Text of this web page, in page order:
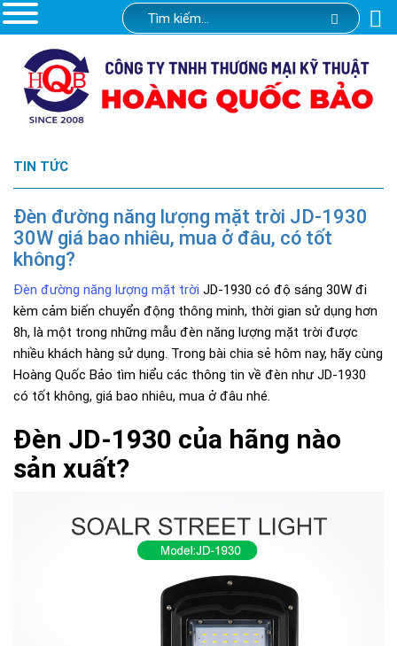
TIN TỨC
Đèn đường năng lượng mặt trời JD-1930
30W giá bao nhiêu, mua ở đâu, có tốt
không?
Đèn đường năng lượng mặt trời JD-1930 có độ sáng 30W đi
kèm cảm biến chuyển động thông minh, thời gian sử dụng hơn
8h, là một trong những mẫu đèn năng lượng mặt trời được
nhiều khách hàng sử dụng. Trong bài chia sẻ hôm nay, hãy cùng
Hoàng Quốc Bảo tìm hiểu các thông tin về đèn như JD-1930
có tốt không, giá bao nhiêu, mua ở đâu nhé.
Đèn JD-1930 của hãng nào
sản xuất?